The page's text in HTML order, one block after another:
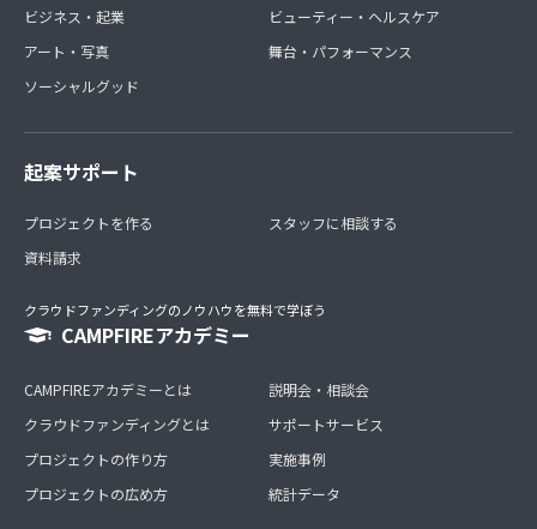
ビジネス・起業
アート・写真
ソーシャルグッド
ビューティー・ヘルスケア
舞台・パフォーマンス
起案サポート
プロジェクトを作る
資料請求
スタッフに相談する
クラウドファンディングのノウハウを無料で学ぼう
CAMPFIREアカデミー
CAMPFIREアカデミーとは
クラウドファンディングとは
プロジェクトの作り方
プロジェクトの広め方
説明会・相談会
サポートサービス
実施事例
統計データ